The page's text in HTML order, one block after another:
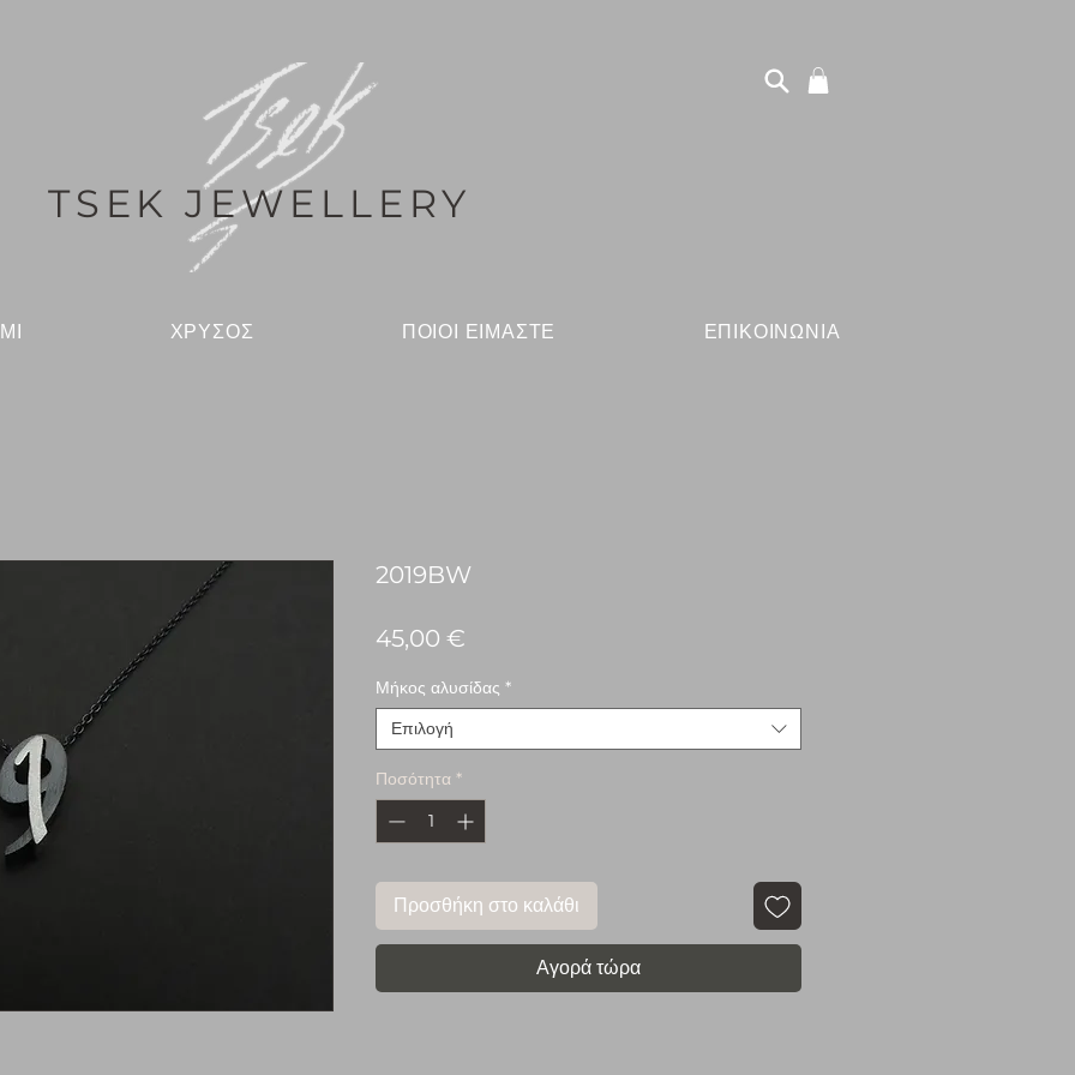
TSEK JEWELLERY
ΧΡΥΣΟΣ ΠΟΙΟΙ ΕΙΜΑΣΤΕ ΕΠΙΚΟΙΝΩΝΙΑ
2019BW
45,00 €
Μήκος αλυσίδας *
Επιλογή
Ποσότητα *
Προσθήκη στο καλάθι
Αγορά τώρα